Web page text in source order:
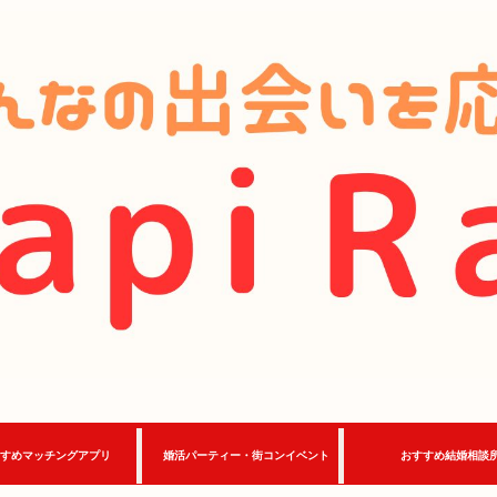
めマッチングアプリ 婚活パーティー・街コンイベント おすすめ結婚相談